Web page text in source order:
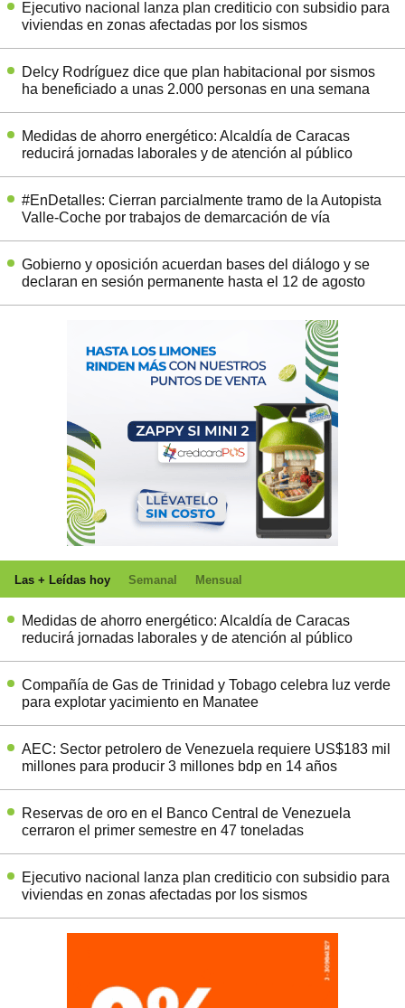
Ejecutivo nacional lanza plan crediticio con subsidio para
viviendas en zonas afectadas por los sismos
Delcy Rodríguez dice que plan habitacional por sismos
ha beneficiado a unas 2.000 personas en una semana
Medidas de ahorro energético: Alcaldía de Caracas
reducirá jornadas laborales y de atención al público
#EnDetalles: Cierran parcialmente tramo de la Autopista
Valle-Coche por trabajos de demarcación de vía
Gobierno y oposición acuerdan bases del diálogo y se
declaran en sesión permanente hasta el 12 de agosto
Las + Leídas hoy Semanal Mensual
Medidas de ahorro energético: Alcaldía de Caracas
reducirá jornadas laborales y de atención al público
Compañía de Gas de Trinidad y Tobago celebra luz verde
para explotar yacimiento en Manatee
AEC: Sector petrolero de Venezuela requiere US$183 mil
millones para producir 3 millones bdp en 14 años
Reservas de oro en el Banco Central de Venezuela
cerraron el primer semestre en 47 toneladas
Ejecutivo nacional lanza plan crediticio con subsidio para
viviendas en zonas afectadas por los sismos